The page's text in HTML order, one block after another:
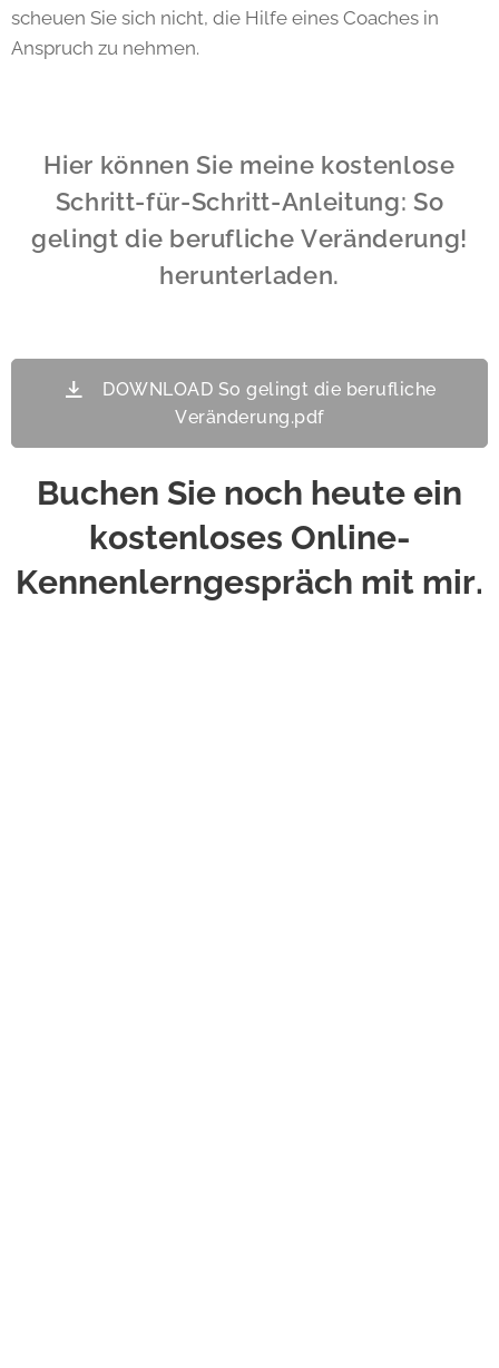
scheuen Sie sich nicht, die Hilfe eines Coaches in
Anspruch zu nehmen.
Hier können Sie meine kostenlose
Schritt-für-Schritt-Anleitung: So
gelingt die berufliche Veränderung!
herunterladen.
DOWNLOAD So gelingt die berufliche
Veränderung.pdf
Buchen Sie noch heute ein
kostenloses Online-
Kennenlerngespräch mit mir.